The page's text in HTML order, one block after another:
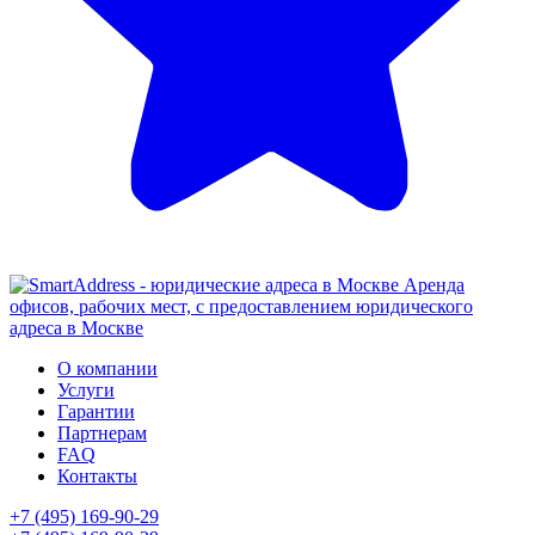
Аренда
офисов, рабочих мест, с предоставлением юридического
адреса в Москве
О компании
Услуги
Гарантии
Партнерам
FAQ
Контакты
+7 (495) 169-90-29